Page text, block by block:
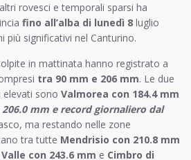
rovesci e temporali sparsi ha
fino all’alba di lunedì 8 luglio
più significativi nel Canturino.
in mattinata hanno registrato a
tra 90 mm e 206 mm. Le due
elevati sono Valmorea con 184.4 mm
206.0 mm e record giornaliero dal
ma restando nelle zone
tra tutte Mendrisio con 210.8 mm
con 243.6 mm e Cimbro di